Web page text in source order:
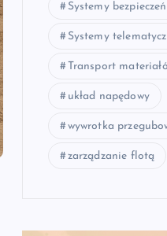
Systemy
Systemy
Transport
układ napędowy
wywrotka
zarządzanie flotą